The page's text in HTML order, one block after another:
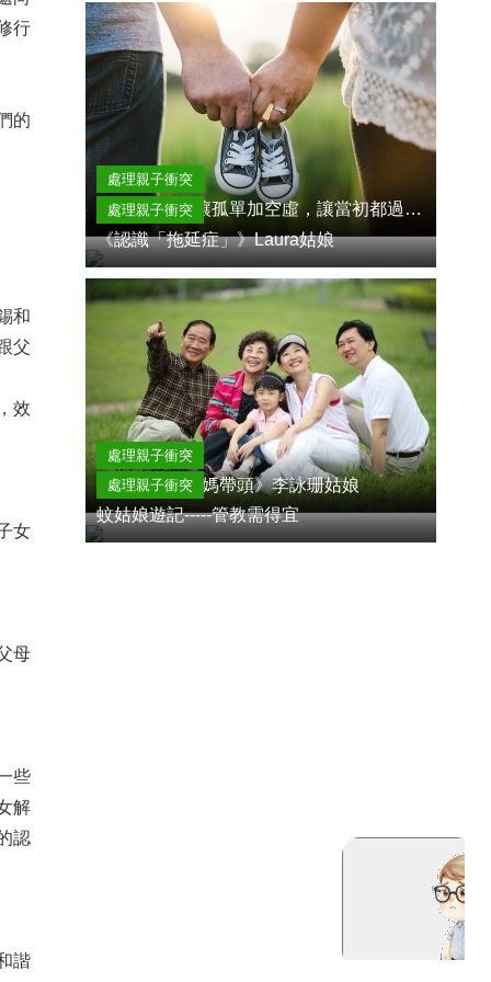
行
的
和
父
效
女
母
些
解
認
諧
處理親子衝突
《婚紗背後–讓孤單加空虛，讓當初都過去？（上）》艾文妮姑娘
處理親子衝突
《認識「拖延症」》Laura姑娘
處理親子衝突
《快樂，由爸媽帶頭》李詠珊姑娘
處理親子衝突
蚊姑娘遊記-----管教需得宜